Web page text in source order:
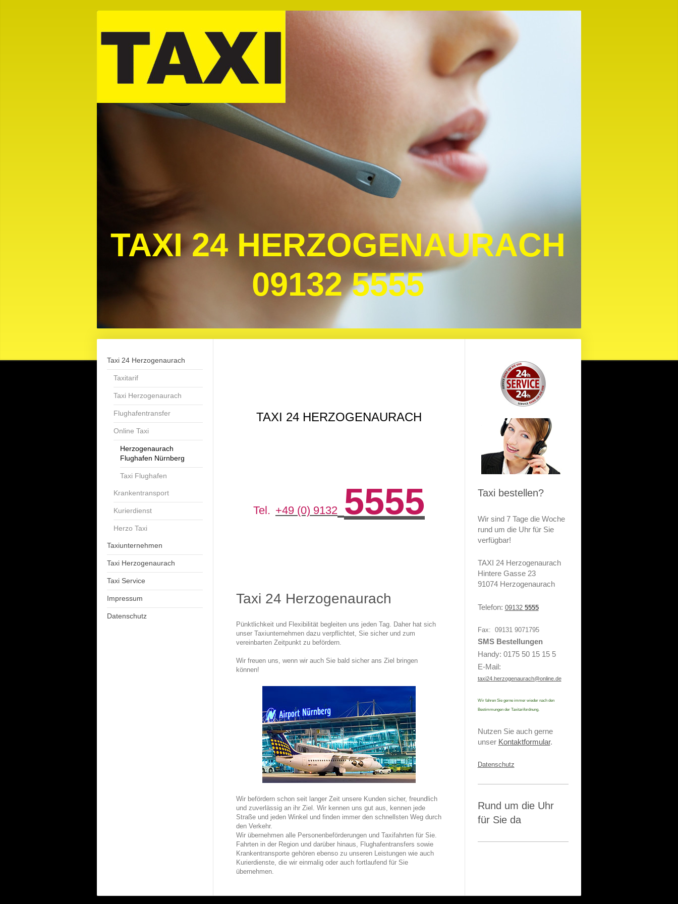
TAXI 24 HERZOGENAURACH
09132 5555
Taxi 24 Herzogenaurach
Taxitarif
Taxi Herzogenaurach
Flughafentransfer
Online Taxi
Herzogenaurach
Flughafen Nürnberg
Taxi Flughafen
Krankentransport
Kurierdienst
Herzo Taxi
Taxiunternehmen
Taxi Herzogenaurach
Taxi Service
Impressum
Datenschutz
TAXI 24 HERZOGENAURACH
Tel. +49 (0) 9132 5555
Taxi 24 Herzogenaurach
Pünktlichkeit und Flexibilität begleiten uns jeden Tag. Daher hat sich
unser Taxiunternehmen dazu verpflichtet, Sie sicher und zum
vereinbarten Zeitpunkt zu befördern.
Wir freuen uns, wenn wir auch Sie bald sicher ans Ziel bringen
können!
Wir befördern schon seit langer Zeit unsere Kunden sicher, freundlich
und zuverlässig an ihr Ziel. Wir kennen uns gut aus, kennen jede
Straße und jeden Winkel und finden immer den schnellsten Weg durch
den Verkehr.
Wir übernehmen alle Personenbeförderungen und Taxifahrten für Sie.
Fahrten in der Region und darüber hinaus, Flughafentransfers sowie
Krankentransporte gehören ebenso zu unseren Leistungen wie auch
Kurierdienste, die wir einmalig oder auch fortlaufend für Sie
übernehmen.
Taxi bestellen?
Wir sind 7 Tage die Woche
rund um die Uhr für Sie
verfügbar!
TAXI 24 Herzogenaurach
Hintere Gasse 23
91074 Herzogenaurach
Telefon: 09132 5555
Fax: 09131 9071795
SMS Bestellungen
Handy: 0175 50 15 15 5
E-Mail:
taxi24.herzogenaurach@online.de
Wir fahren Sie gerne immer wieder nach den
Bestimmungen der Taxitarifordnung.
Nutzen Sie auch gerne
unser Kontaktformular.
Datenschutz
Rund um die Uhr
für Sie da